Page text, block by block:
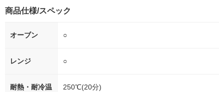
商品仕様/スペック
オーブン ○
レンジ ○
耐熱・耐冷温
250℃(20分)